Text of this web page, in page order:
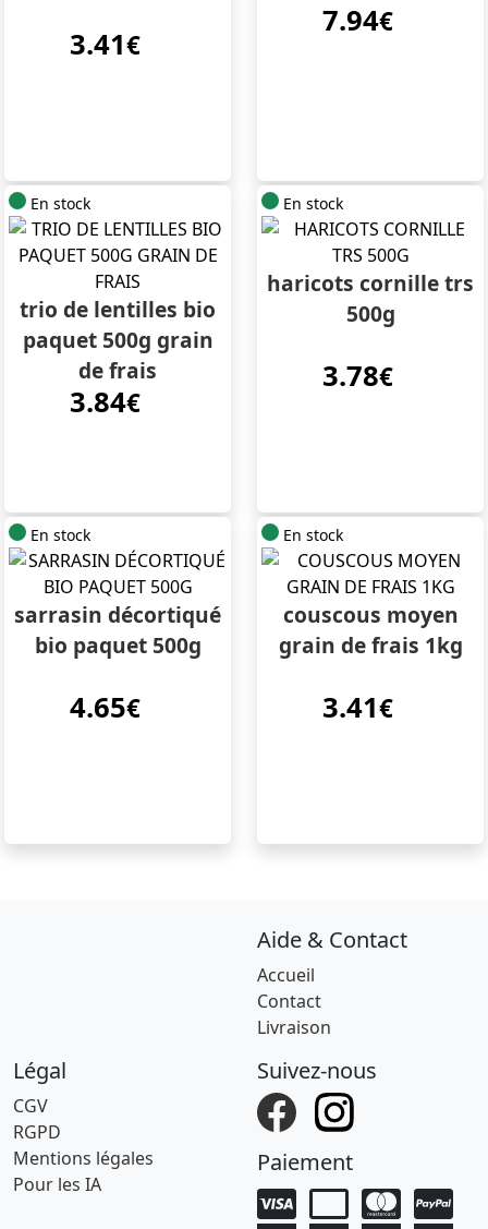
3.41€
7.94€
En stock
trio de lentilles bio
paquet 500g grain
de frais
3.84€
En stock
haricots cornille trs
500g
3.78€
En stock
sarrasin décortiqué
bio paquet 500g
4.65€
En stock
couscous moyen
grain de frais 1kg
3.41€
Aide & Contact
Accueil
Contact
Livraison
Légal
CGV
RGPD
Mentions légales
Pour les IA
Suivez-nous
Paiement